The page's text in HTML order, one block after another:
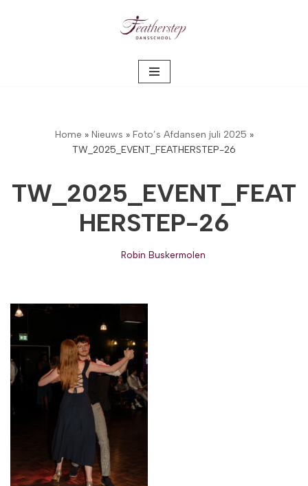
Home » Nieuws » Foto’s Afdansen juli 2025 »
TW_2025_EVENT_FEATHERSTEP-26
TW_2025_EVENT_FEAT
HERSTEP-26
Robin Buskermolen